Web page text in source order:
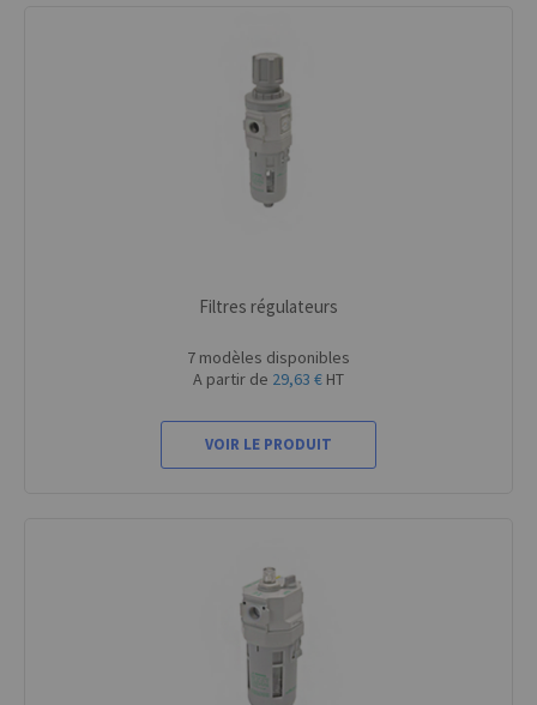
Filtres régulateurs
7 modèles disponibles
A partir de 29,63 € HT
VOIR LE PRODUIT